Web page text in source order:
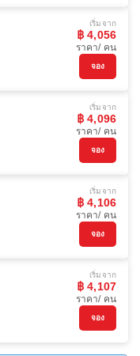
เริ่มจาก
฿ 4,056
ราคา/ คน
จอง
เริ่มจาก
฿ 4,096
ราคา/ คน
จอง
เริ่มจาก
฿ 4,106
ราคา/ คน
จอง
เริ่มจาก
฿ 4,107
ราคา/ คน
จอง